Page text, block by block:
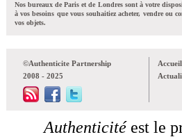
Nos bureaux de Paris et de Londres sont à votre
à vos besoins que vous souhaitiez acheter, vendre ou
vos objets.
©Authenticite Partnership
2008 - 2025
Accueil
Authenticitéest le